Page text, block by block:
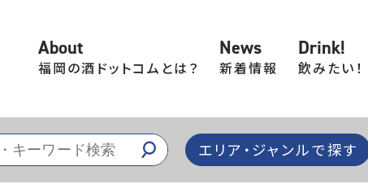
About
福岡の酒ドットコムとは？
News
新着情報
Drink!
飲みたい！
エリア・ジャンルで探す